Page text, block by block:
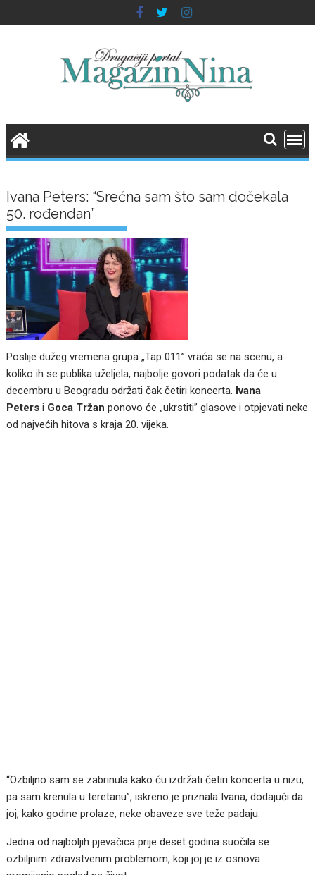
to
Ivana Peters: “Srećna sam što sam dočekala
50. rođendan”
Poslije dužeg vremena grupa „Tap 011” vraća se na scenu, a
koliko ih se publika uželjela, najbolje govori podatak da će u
decembru u Beogradu održati čak četiri koncerta. Ivana
Peters i Goca Tržan ponovo će „ukrstiti” glasove i otpjevati neke
od najvećih hitova s kraja 20. vijeka.
“Ozbiljno sam se zabrinula kako ću izdržati četiri koncerta u nizu,
pa sam krenula u teretanu”, iskreno je priznala Ivana, dodajući da
joj, kako godine prolaze, neke obaveze sve teže padaju.
Jedna od najboljih pjevačica prije deset godina suočila se
ozbiljnim zdravstvenim problemom, koji joj je iz osnova